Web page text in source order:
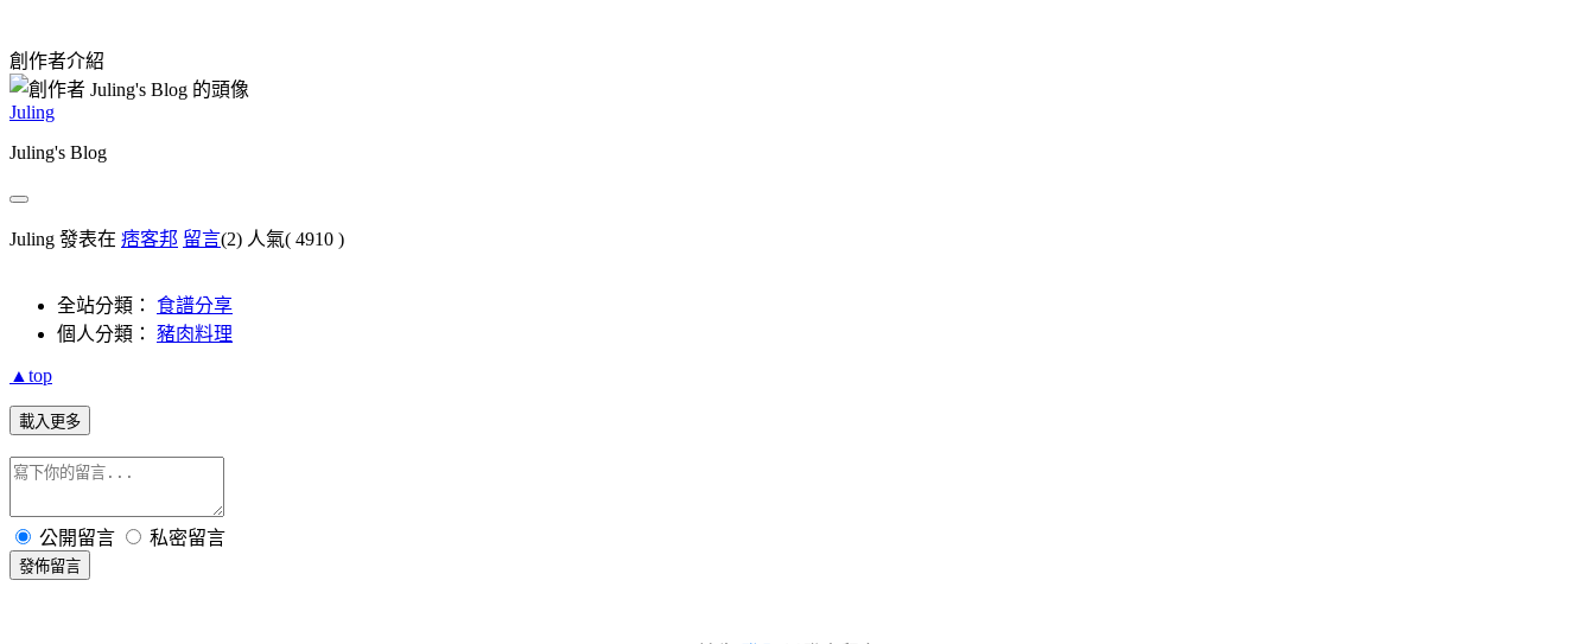
創作者介紹
Juling
Juling's Blog
Juling 發表在 痞客邦 留言(2) 人氣( 4910 )
全站分類： 食譜分享
個人分類： 豬肉料理
▲top
載入更多
公開留言 私密留言
發佈留言